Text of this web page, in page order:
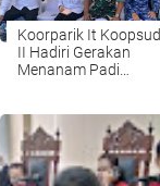
Koorparik It Koopsud
II Hadiri Gerakan
Menanam Padi